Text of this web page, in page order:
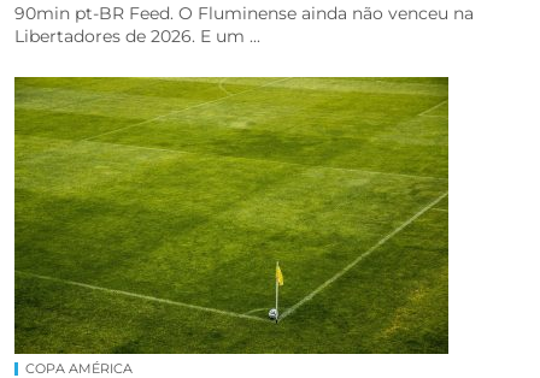
90min pt-BR Feed. O Fluminense ainda não venceu na
Libertadores de 2026. E um ...
COPA AMÉRICA